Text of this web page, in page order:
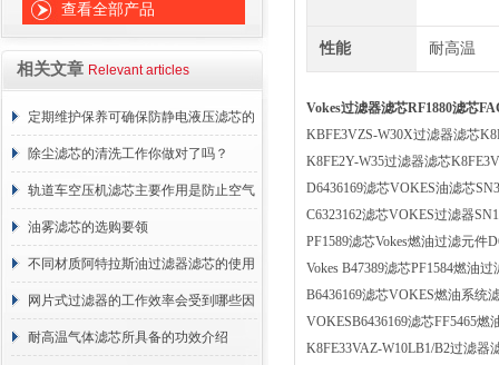
查看全部产品
相关文章 Relevant articles
定期维护保养可确保防静电液压滤芯的
正常工作
除尘滤芯的清洗工作你做对了吗？
轨道车空压机滤芯主要作用是防止空气
中的杂质和油脂浓度升高
油雾滤芯的选购要领
不同材质阿特拉斯油过滤器滤芯的使用
周期区别介绍
网片式过滤器的工作效率会受到哪些因
素的影响？
耐高温气体滤芯所具备的功效介绍
性能 耐高温
Vokes过滤器滤芯RF1880滤芯
KBFE3VZS-W30X过滤器滤芯
K8FE2Y-W35过滤器滤芯
D6436169滤芯VOKES油滤芯
C6323162滤芯VOKES过滤器
PF1589滤芯Vokes燃油过滤元件
Vokes B47389滤芯PF1584燃油过
B6436169滤芯VOKES燃油系统
VOKESB6436169滤芯FF5465燃
K8FE33VAZ-W10LB1/B2过滤